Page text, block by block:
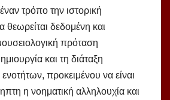
τρόπο την ιστορική
δεδομένη και
πρόταση
και τη διάταξη
προκειμένου να είναι
η νοηματική αλληλουχία και